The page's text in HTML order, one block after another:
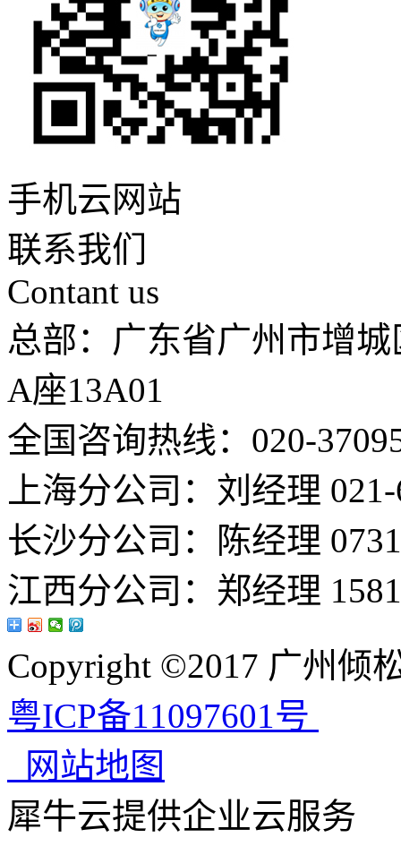
手机云网站
联系我们
Contant us
总部：广东省广州市增
A座13A01
全国咨询热线：020-
上海分公司：刘经理
长沙分公司：陈经理
江西分公司：郑经理
Copyright ©2017 广州倾
粤ICP备11097601号
网站地图
犀牛云提供企业云服务